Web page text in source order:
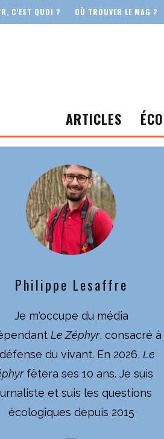
C’EST QUOI ? OÙ TROUVER LE MAG ?
ARTICLES
Philippe Lesaffre
Je m'occupe du média
Le Zéphyr, consacré à
du vivant. En 2026, Le
fêtera ses 10 ans. Je suis
et suis les questions
écologiques depuis 2015